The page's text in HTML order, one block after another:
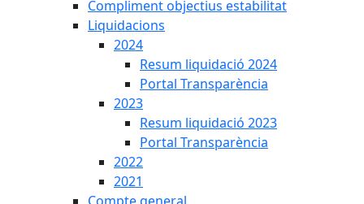
Compliment objectius estabilitat
Liquidacions
2024
Resum liquidació 2024
Portal Transparència
2023
Resum liquidació 2023
Portal Transparència
2022
2021